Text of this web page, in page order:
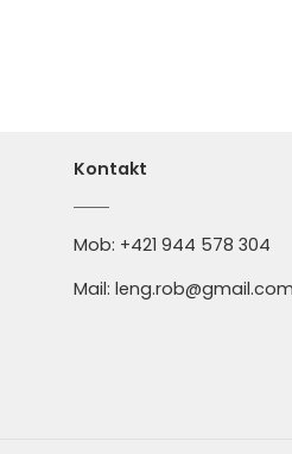
Kontakt
Mob: +421 944 578 304
Mail: leng.rob@gmail.com